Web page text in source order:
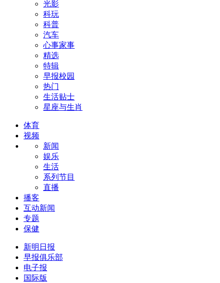
光影
科玩
科普
汽车
心事家事
精选
特辑
早报校园
热门
生活贴士
星座与生肖
体育
视频
新闻
娱乐
生活
系列节目
直播
播客
互动新闻
专题
保健
新明日报
早报俱乐部
电子报
国际版